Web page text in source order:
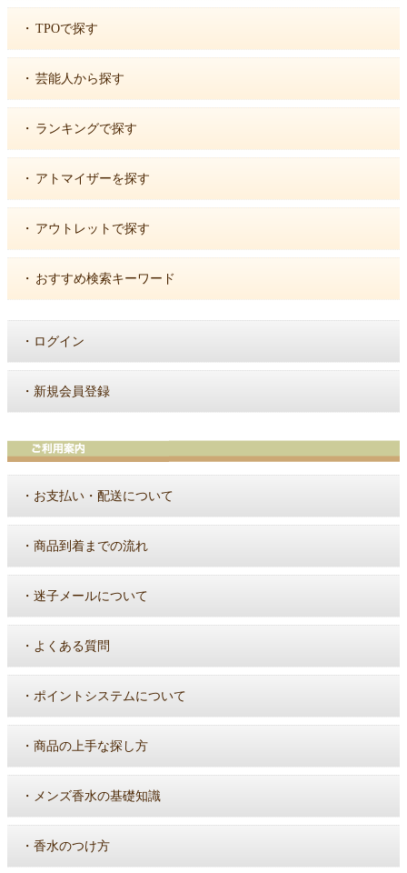
・ TPOで探す
・ 芸能人から探す
・ ランキングで探す
・ アトマイザーを探す
・ アウトレットで探す
・ おすすめ検索キーワード
・ ログイン
・ 新規会員登録
・ お支払い・配送について
・ 商品到着までの流れ
・ 迷子メールについて
・ よくある質問
・ ポイントシステムについて
・ 商品の上手な探し方
・ メンズ香水の基礎知識
・ 香水のつけ方